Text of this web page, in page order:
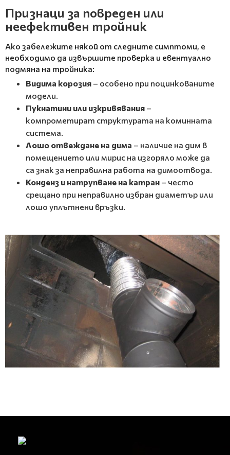
Признаци за повреден или
неефективен тройник
Ако забележите някой от следните симптоми, е
необходимо да извършите проверка и евентуално
подмяна на тройника:
Видима корозия – особено при поцинкованите
модели.
Пукнатини или изкривявания –
компрометират структурата на коминната
система.
Лошо отвеждане на дима – наличие на дим в
помещението или мирис на изгоряло може да
са знак за неправилна работа на димоотвода.
Конденз и натрупване на катран – често
срещано при неправилно избран диаметър или
лошо уплътнени връзки.